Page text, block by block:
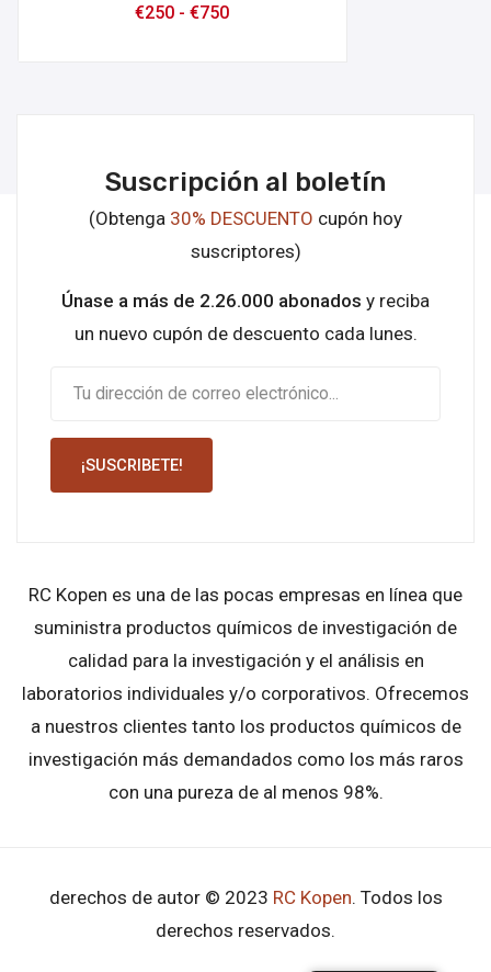
€250 -€750
Suscripción al boletín
(Obtenga 30% DESCUENTO cupón hoy
suscriptores)
Únase a más de 2.26.000 abonados y reciba
un nuevo cupón de descuento cada lunes.
¡SUSCRIBETE!
RC Kopen es una de las pocas empresas en línea que
suministra productos químicos de investigación de
calidad para la investigación y el análisis en
laboratorios individuales y/o corporativos. Ofrecemos
a nuestros clientes tanto los productos químicos de
investigación más demandados como los más raros
con una pureza de al menos 98%.
derechos de autor © 2023 RC Kopen. Todos los
derechos reservados.